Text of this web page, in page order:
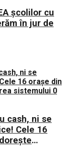
școlilor cu
în jur de
cash, ni se
Cele 16